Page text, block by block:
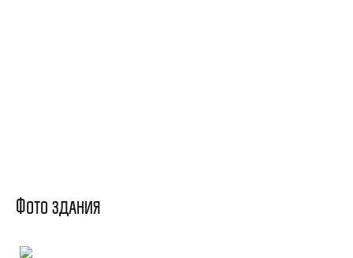
Фото здания